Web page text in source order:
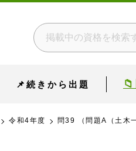
📌続きから出題
令和4年度 問39 （問題A（土木